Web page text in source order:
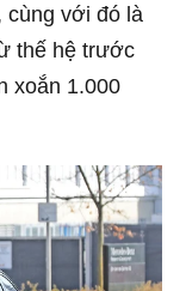
cùng với đó là
thế hệ trước
xoắn 1.000